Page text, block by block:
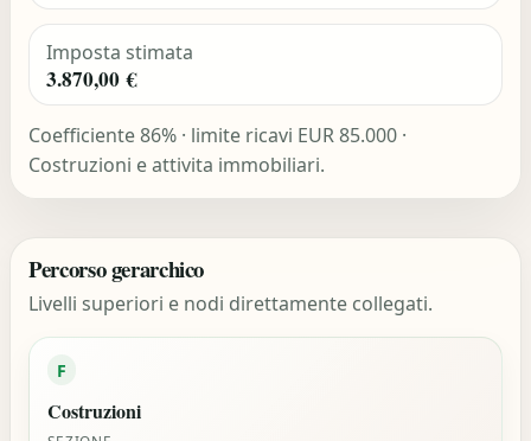
Imposta stimata
3.870,00 €
Coefficiente 86% · limite ricavi EUR 85.000 ·
Costruzioni e attivita immobiliari.
Percorso gerarchico
Livelli superiori e nodi direttamente collegati.
F
Costruzioni